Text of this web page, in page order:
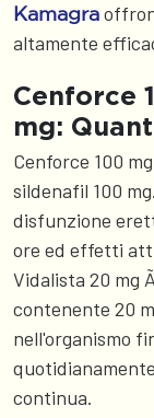
Kamagra
altamente
Cenforce
mg:
Cenforce 100
sildenafil 100
disfunzione
ore ed effetti
Vidalista 20 mg
contenente 20
nell'organismo
continua.